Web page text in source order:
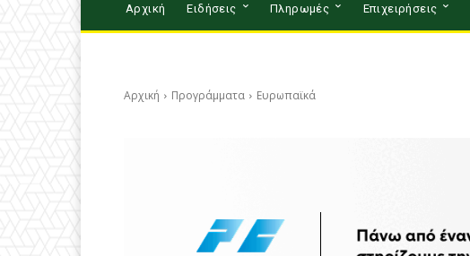
Αρχική Ειδήσεις Πληρωμές Επιχειρήσεις
Αρχική Προγράμματα Ευρωπαϊκά